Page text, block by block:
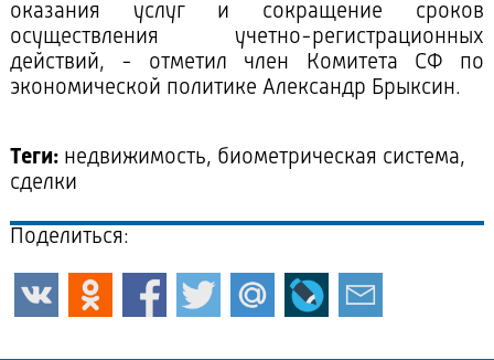
оказания услуг и сокращение сроков
осуществления учетно-регистрационных
действий, - отметил член Комитета СФ по
экономической политике Александр Брыксин.
Теги:недвижимость, биометрическая система,
сделки
Поделиться: